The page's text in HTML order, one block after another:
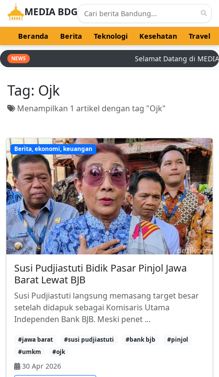
MEDIA BDG
Beranda Berita Teknologi Kesehatan Travel
NEWS Selamat Datang di
Tag: Ojk
Menampilkan 1 artikel dengan tag "Ojk"
Berita, ekonomi, keuangan
Susi Pudjiastuti Bidik Pasar Pinjol Jawa
Barat Lewat BJB
Susi Pudjiastuti langsung memasang target besar
setelah didapuk sebagai Komisaris Utama
Independen Bank BJB. Meski penet ...
#jawa barat #susi pudjiastuti #bank bjb
#pinjol
#umkm
#ojk
30 Apr 2026